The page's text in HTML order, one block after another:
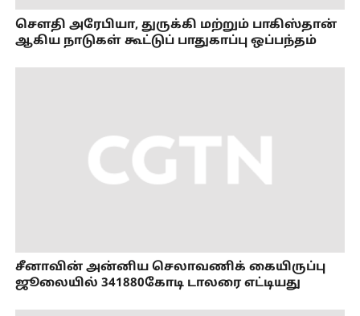
செளதி அரேபியா, துருக்கி மற்றும் பாகிஸ்தான்
ஆகிய நாடுகள் கூட்டுப் பாதுகாப்பு ஒப்பந்தம்
சீனாவின் அன்னிய செலாவணிக் கையிருப்பு
ஜூலையில் 341880கோடி டாலரை எட்டியது